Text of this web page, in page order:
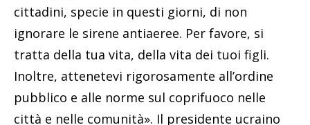
cittadini, specie in questi giorni, di non
ignorare le sirene antiaeree. Per favore, si
tratta della tua vita, della vita dei tuoi figli.
Inoltre, attenetevi rigorosamente all’ordine
pubblico e alle norme sul coprifuoco nelle
città e nelle comunità». Il presidente ucraino